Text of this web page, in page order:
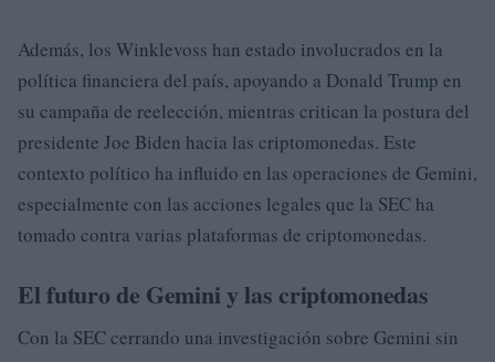
Además, los Winklevoss han estado involucrados en la
política financiera del país, apoyando a Donald Trump en
su campaña de reelección, mientras critican la postura del
presidente Joe Biden hacia las criptomonedas. Este
contexto político ha influido en las operaciones de Gemini,
especialmente con las acciones legales que la SEC ha
tomado contra varias plataformas de criptomonedas.
El futuro de Gemini y las criptomonedas
Con la SEC cerrando una investigación sobre Gemini sin